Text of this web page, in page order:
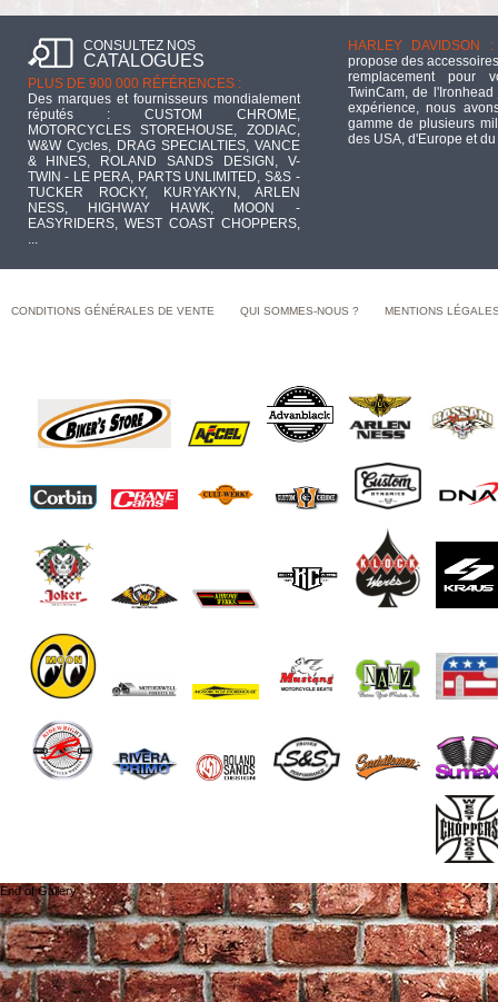
CONSULTEZ NOS
CATALOGUES
PLUS DE 900 000 RÉFÉRENCES :
Des marques et fournisseurs mondialement
réputés : CUSTOM CHROME,
MOTORCYCLES STOREHOUSE, ZODIAC,
W&W Cycles, DRAG SPECIALTIES, VANCE
& HINES, ROLAND SANDS DESIGN, V-
TWIN - LE PERA, PARTS UNLIMITED, S&S -
TUCKER ROCKY, KURYAKYN, ARLEN
NESS, HIGHWAY HAWK, MOON -
EASYRIDERS, WEST COAST CHOPPERS,
...
HARLEY DAVIDSON :
propose des
remplacement pour
TwinCam, de
expérience, nous
gamme de plusieurs
des USA, d'Europe et
CONDITIONS GÉNÉRALES DE VENTE QUI SOMMES-NOUS ? MENTIONS
End of Gallery